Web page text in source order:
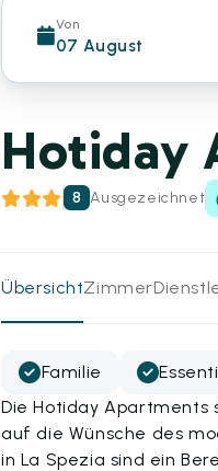
Von
07 August
Hotiday
8 Ausgezeichnet
ÜbersichtZimmer
Familie
Die Hotiday Apartments
auf die Wünsche des
in La Spezia sind ein